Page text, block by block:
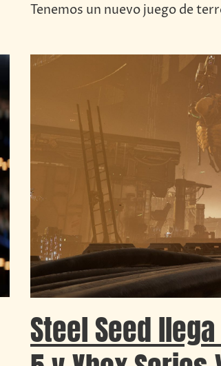
Tenemos un nuevo juego de
Steel Seed